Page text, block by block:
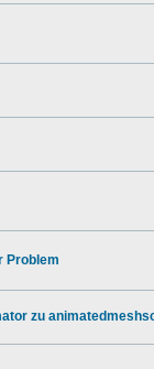
Problem
zu